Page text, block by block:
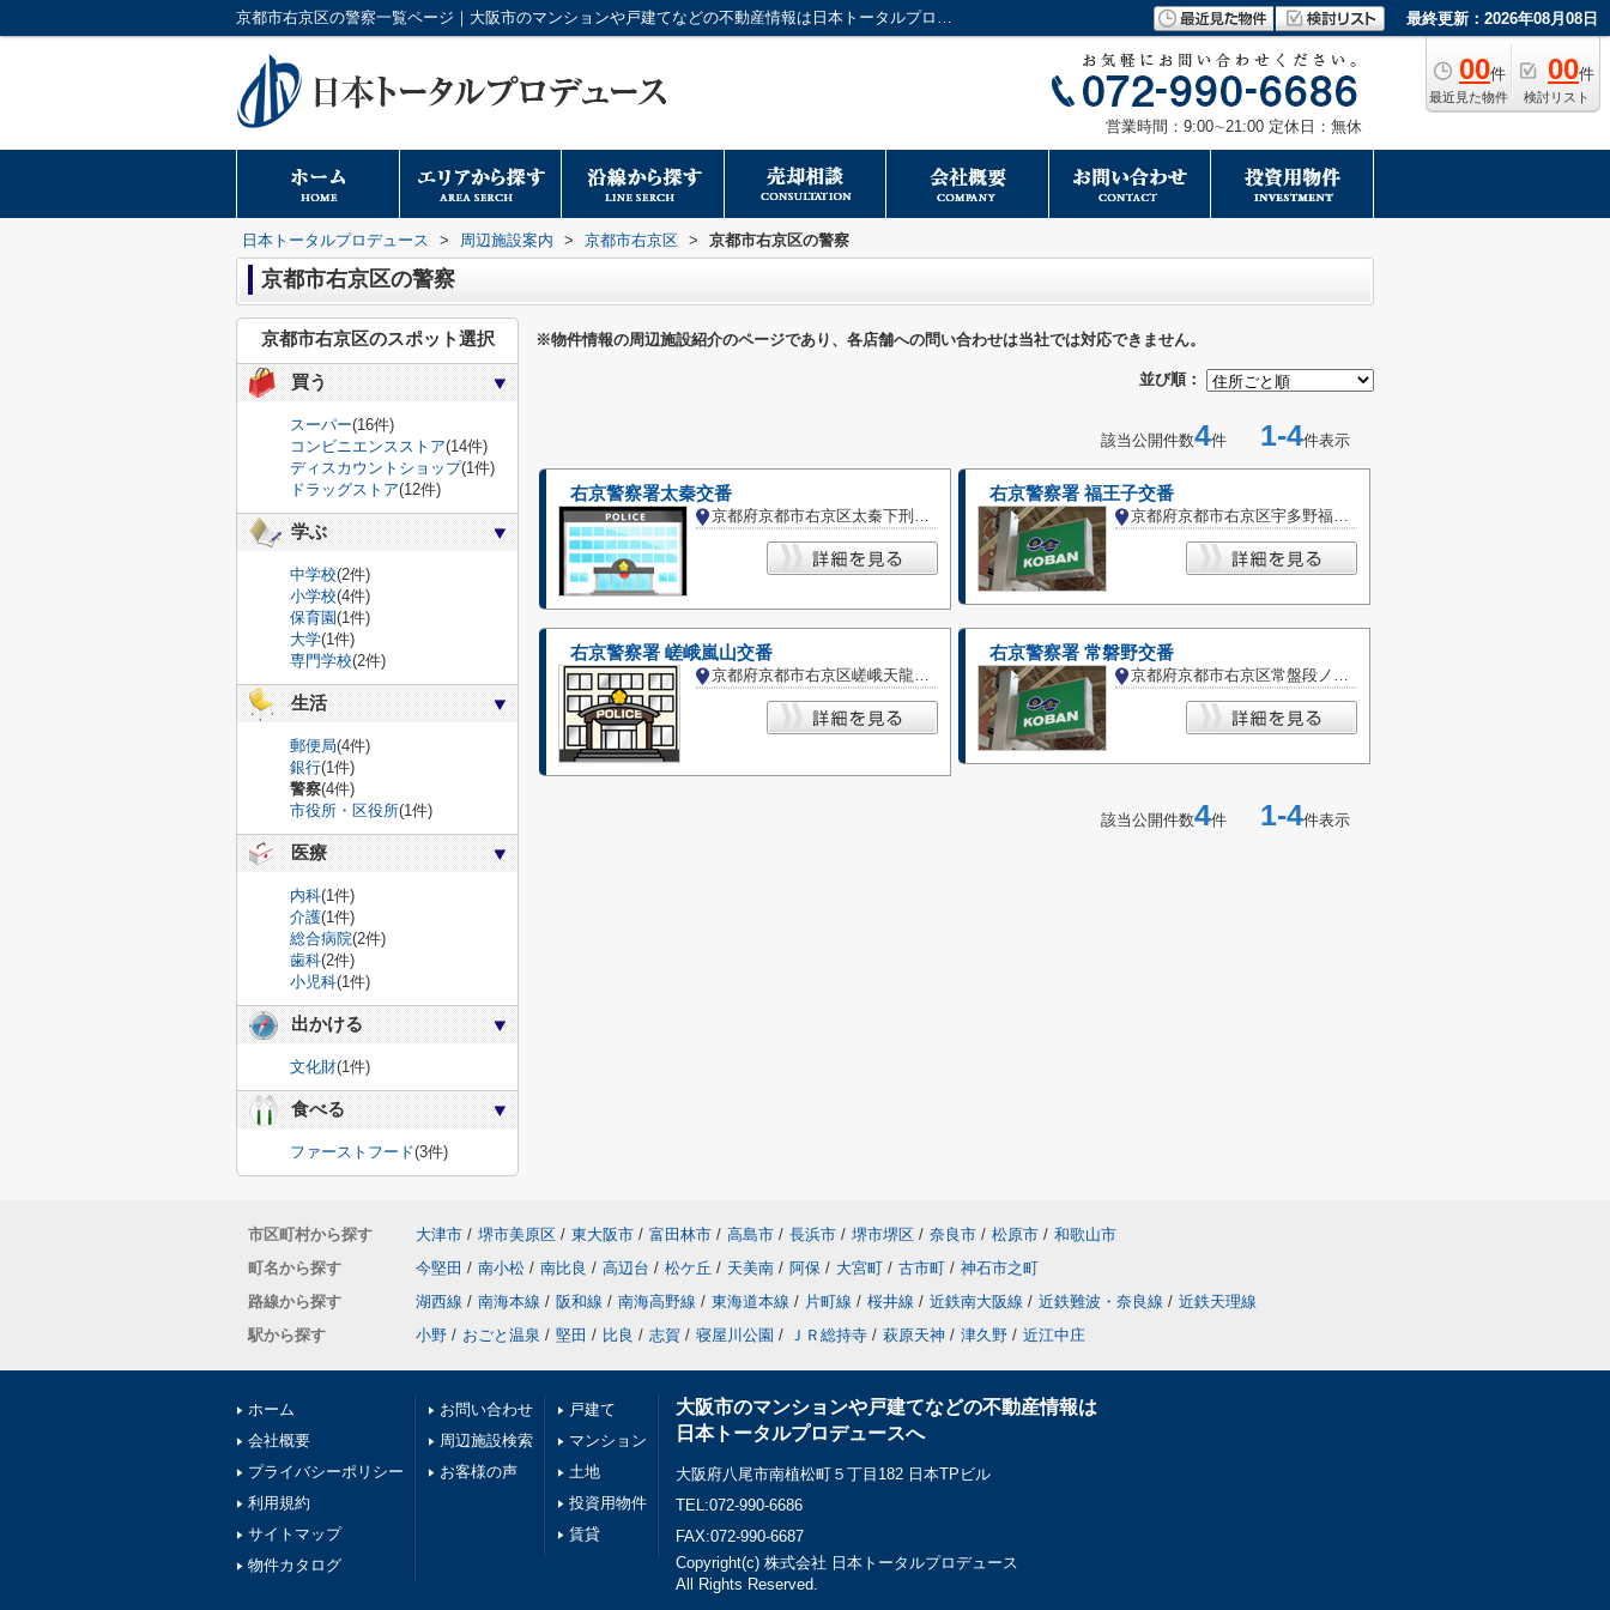
京都市右京区の警察一覧ページ｜大阪市のマンションや戸建てなどの不動産情報は日本トータルプロデュースへ 最終更新：2026年08月08日
00件
最近見た物件
00件
検討リスト
営業時間：9:00∼21:00 定休日：無休
日本トータルプロデュース > 周辺施設案内 > 京都市右京区 > 京都市右京区の警察
京都市右京区の警察
※物件情報の周辺施設紹介のページであり、各店舗への問い合わせは当社では対応できません。
並び順：
該当公開件数4件 1-4件表示
右京警察署太秦交番
京都府京都市右京区太秦下刑部町
右京警察署 福王子交番
京都府京都市右京区宇多野福王子町
右京警察署 嵯峨嵐山交番
京都府京都市右京区嵯峨天龍寺芒ノ馬場町
右京警察署 常磐野交番
京都府京都市右京区常盤段ノ上町
該当公開件数4件 1-4件表示
京都市右京区のスポット選択
買う
スーパー(16件)
コンビニエンスストア(14件)
ディスカウントショップ(1件)
ドラッグストア(12件)
学ぶ
中学校(2件)
小学校(4件)
保育園(1件)
大学(1件)
専門学校(2件)
生活
郵便局(4件)
銀行(1件)
警察(4件)
市役所・区役所(1件)
医療
内科(1件)
介護(1件)
総合病院(2件)
歯科(2件)
小児科(1件)
出かける
文化財(1件)
食べる
ファーストフード(3件)
市区町村から探す 大津市 / 堺市美原区 / 東大阪市 / 富田林市 / 高島市 / 長浜市 / 堺市堺区 / 奈良市 / 松原市 / 和歌山市
町名から探す
今堅田 / 南小松 / 南比良 / 高辺台 / 松ケ丘 / 天美南 / 阿保 / 大宮町 / 古市町 / 神石市之町
路線から探す
湖西線 / 南海本線 / 阪和線 / 南海高野線 / 東海道本線 / 片町線 / 桜井線 / 近鉄南大阪線 / 近鉄難波・奈良線 / 近鉄天理線
駅から探す
小野 / おごと温泉 / 堅田 / 比良 / 志賀 / 寝屋川公園 / ＪＲ総持寺 / 萩原天神 / 津久野 / 近江中庄
ホーム
会社概要
プライバシーポリシー
利用規約
サイトマップ
物件カタログ
お問い合わせ
周辺施設検索
お客様の声
戸建て
マンション
土地
投資用物件
賃貸
大阪市のマンションや戸建てなどの不動産情報は
日本トータルプロデュースへ
大阪府八尾市南植松町５丁目182 日本TPビル
TEL:072-990-6686
FAX:072-990-6687
Copyright(c) 株式会社 日本トータルプロデュース
All Rights Reserved.